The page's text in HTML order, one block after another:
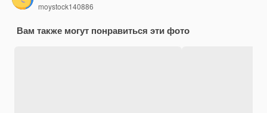
moystock140886
Вам также могут понравиться эти фото